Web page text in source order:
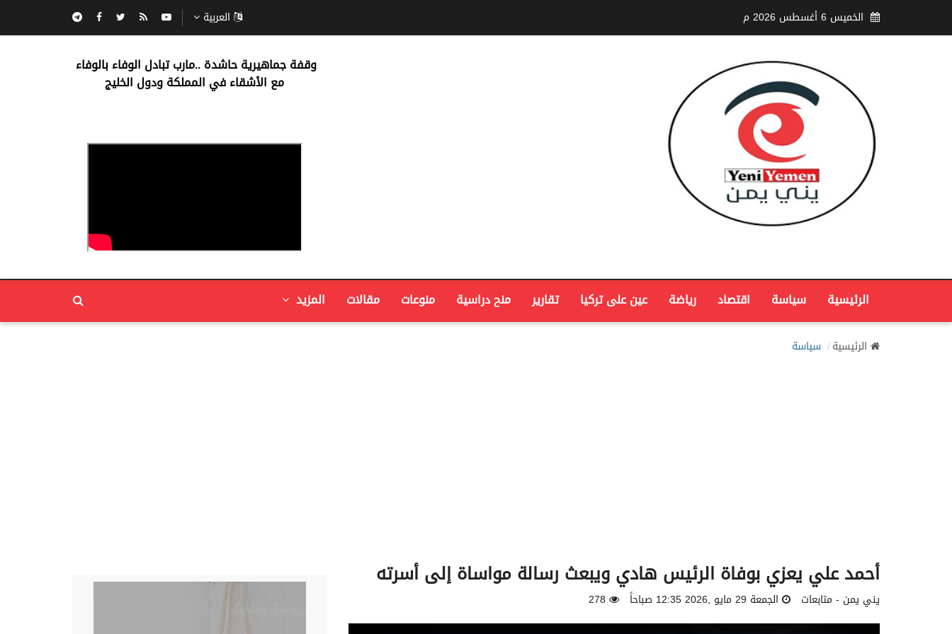
الخميس 6 أغسطس 2026 م العربية
‏وقفة جماهيرية حاشدة ..مارب ‏تبادل الوفاء بالوفاء ‏
مع الأشقاء في المملكة ودول الخليج
الرئيسية سياسة اقتصاد رياضة عين على تركيا تقارير منح دراسية منوعات مقالات المزيد
الرئيسية سياسة
أحمد علي يعزي بوفاة الرئيس هادي ويبعث رسالة مواساة إلى أسرته
يني يمن - متابعات الجمعة 29 مايو ,2026 12:35 صباحاً 278